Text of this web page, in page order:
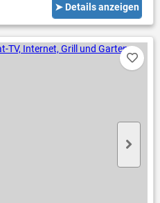
➤ Details anzeigen